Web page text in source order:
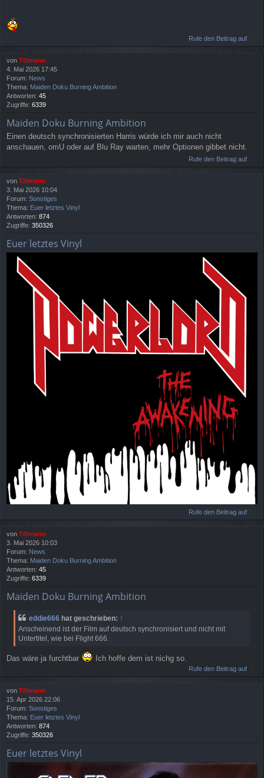
Rufe den Beitrag auf
von Tillmann
4. Mai 2026 17:45
Forum: News
Thema: Maiden Doku Burning Ambition
Antworten: 45
Zugriffe: 6339
Maiden Doku Burning Ambition
Einen deutsch synchronisierten Harris würde ich mir auch nicht
anschauen, omU oder auf Blu Ray warten, mehr Optionen gibbet nicht.
Rufe den Beitrag auf
von Tillmann
3. Mai 2026 10:04
Forum: Sonstiges
Thema: Euer letztes Vinyl
Antworten: 874
Zugriffe: 350326
Euer letztes Vinyl
Rufe den Beitrag auf
von Tillmann
3. Mai 2026 10:03
Forum: News
Thema: Maiden Doku Burning Ambition
Antworten: 45
Zugriffe: 6339
Maiden Doku Burning Ambition
eddie666 hat geschrieben: ↑
Anscheinend ist der Film auf deutsch synchronisiert und nicht mit
Untertitel, wie bei Flight 666.
Das wäre ja furchtbar Ich hoffe dem ist nichg so.
Rufe den Beitrag auf
von Tillmann
15. Apr 2026 22:06
Forum: Sonstiges
Thema: Euer letztes Vinyl
Antworten: 874
Zugriffe: 350326
Euer letztes Vinyl